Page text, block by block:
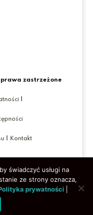
zastrzeżone
Kontakt
świadczyć usługi na
ze strony oznacza,
prywatności